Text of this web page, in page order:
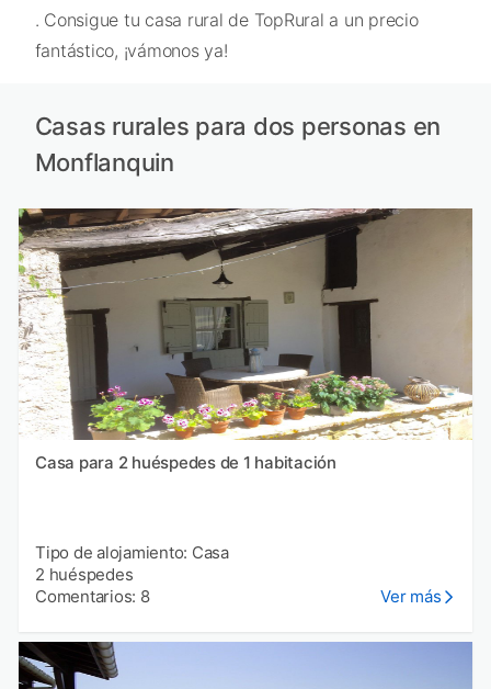
. Consigue tu casa rural de TopRural a un precio
fantástico, ¡vámonos ya!
Casas rurales para dos personas en
Monflanquin
Casa para 2 huéspedes de 1 habitación
Tipo de alojamiento: Casa
2 huéspedes
Comentarios: 8
Ver más